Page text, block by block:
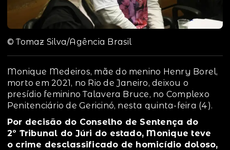
© Tomaz Silva/Agência Brasil
Monique Medeiros, mãe do menino Henry Borel,
morto em 2021, no Rio de Janeiro, deixou o
presídio feminino Talavera Bruce, no Complexo
Penitenciário de Gericinó, nesta quinta-feira (4).
Por decisão do Conselho de Sentença do
2º Tribunal do Júri do estado, Monique teve
o crime desclassificado de homicídio doloso,